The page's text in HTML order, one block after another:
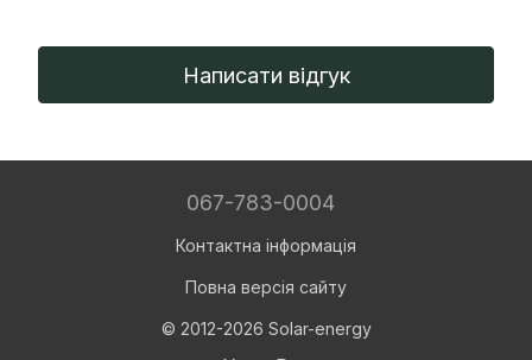
Написати відгук
067-783-0004
Контактна інформація
Повна версія сайту
© 2012-2026 Solar-energy